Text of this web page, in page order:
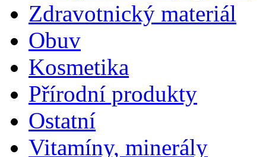
Zdravotnický materiál
Obuv
Kosmetika
Přírodní produkty
Ostatní
Vitamíny, minerály